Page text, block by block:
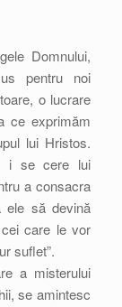
Domnului,
pentru noi
o lucrare
ce exprimăm
lui Hristos.
i se cere lui
a consacra
ele să devină
care le vor
suflet”.
a misterului
se amintesc